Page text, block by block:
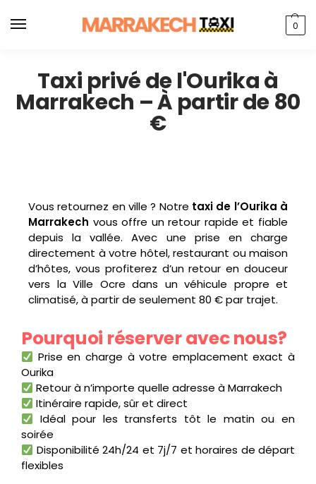
0
Taxi privé de l'Ourika à
Marrakech – À partir de 80
€
Vous retournez en ville ? Notre taxi de l’Ourika à
Marrakech vous offre un retour rapide et fiable
depuis la vallée. Avec une prise en charge
directement à votre hôtel, restaurant ou maison
d’hôtes, vous profiterez d’un retour en douceur
vers la Ville Ocre dans un véhicule propre et
climatisé, à partir de seulement 80 € par trajet.
Pourquoi réserver avec nous?
Prise en charge à votre emplacement exact à
Ourika
Retour à n’importe quelle adresse à Marrakech
Itinéraire rapide, sûr et direct
Idéal pour les transferts tôt le matin ou en
soirée
Disponibilité 24h/24 et 7j/7 et horaires de départ
flexibles